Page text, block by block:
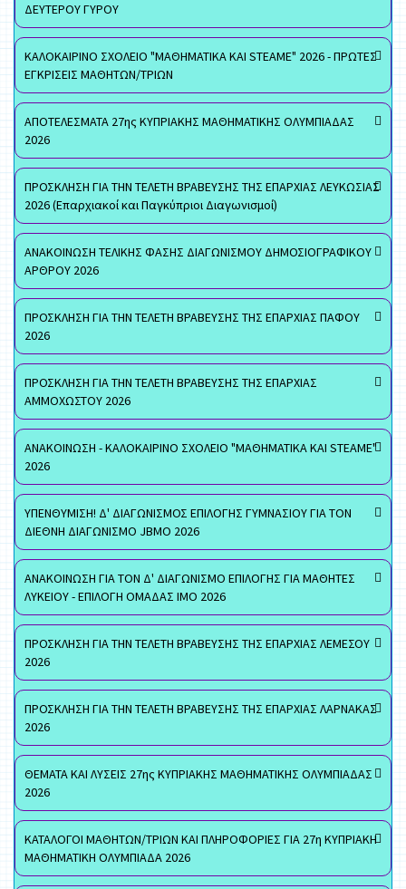
ΔΕΥΤΕΡΟΥ ΓΥΡΟΥ
ΚΑΛΟΚΑΙΡΙΝΟ ΣΧΟΛΕΙΟ "ΜΑΘΗΜΑΤΙΚΑ ΚΑΙ STEAME" 2026 - ΠΡΩΤΕΣ
ΕΓΚΡΙΣΕΙΣ ΜΑΘΗΤΩΝ/ΤΡΙΩΝ
ΑΠΟΤΕΛΕΣΜΑΤΑ 27ης ΚΥΠΡΙΑΚΗΣ ΜΑΘΗΜΑΤΙΚΗΣ ΟΛΥΜΠΙΑΔΑΣ
2026
ΠΡΟΣΚΛΗΣΗ ΓΙΑ ΤΗΝ ΤΕΛΕΤΗ ΒΡΑΒΕΥΣΗΣ ΤΗΣ ΕΠΑΡΧΙΑΣ ΛΕΥΚΩΣΙΑΣ
2026 (Επαρχιακοί και Παγκύπριοι Διαγωνισμοί)
ΑΝΑΚΟΙΝΩΣΗ ΤΕΛΙΚΗΣ ΦΑΣΗΣ ΔΙΑΓΩΝΙΣΜΟΥ ΔΗΜΟΣΙΟΓΡΑΦΙΚΟΥ
ΑΡΘΡΟΥ 2026
ΠΡΟΣΚΛΗΣΗ ΓΙΑ ΤΗΝ ΤΕΛΕΤΗ ΒΡΑΒΕΥΣΗΣ ΤΗΣ ΕΠΑΡΧΙΑΣ ΠΑΦΟΥ
2026
ΠΡΟΣΚΛΗΣΗ ΓΙΑ ΤΗΝ ΤΕΛΕΤΗ ΒΡΑΒΕΥΣΗΣ ΤΗΣ ΕΠΑΡΧΙΑΣ
ΑΜΜΟΧΩΣΤΟΥ 2026
ΑΝΑΚΟΙΝΩΣΗ - ΚΑΛΟΚΑΙΡΙΝΟ ΣΧΟΛΕΙΟ "ΜΑΘΗΜΑΤΙΚΑ ΚΑΙ STEAME"
2026
ΥΠΕΝΘΥΜΙΣΗ! Δ' ΔΙΑΓΩΝΙΣΜΟΣ ΕΠΙΛΟΓΗΣ ΓΥΜΝΑΣΙΟΥ ΓΙΑ ΤΟΝ
ΔΙΕΘΝΗ ΔΙΑΓΩΝΙΣΜΟ JBMO 2026
ΑΝΑΚΟΙΝΩΣΗ ΓΙΑ ΤΟΝ Δ' ΔΙΑΓΩΝΙΣΜΟ ΕΠΙΛΟΓΗΣ ΓΙΑ ΜΑΘΗΤΕΣ
ΛΥΚΕΙΟΥ - ΕΠΙΛΟΓΗ ΟΜΑΔΑΣ ΙΜΟ 2026
ΠΡΟΣΚΛΗΣΗ ΓΙΑ ΤΗΝ ΤΕΛΕΤΗ ΒΡΑΒΕΥΣΗΣ ΤΗΣ ΕΠΑΡΧΙΑΣ ΛΕΜΕΣΟΥ
2026
ΠΡΟΣΚΛΗΣΗ ΓΙΑ ΤΗΝ ΤΕΛΕΤΗ ΒΡΑΒΕΥΣΗΣ ΤΗΣ ΕΠΑΡΧΙΑΣ ΛΑΡΝΑΚΑΣ
2026
ΘΕΜΑΤΑ ΚΑΙ ΛΥΣΕΙΣ 27ης ΚΥΠΡΙΑΚΗΣ ΜΑΘΗΜΑΤΙΚΗΣ ΟΛΥΜΠΙΑΔΑΣ
2026
ΚΑΤΑΛΟΓΟΙ ΜΑΘΗΤΩΝ/ΤΡΙΩΝ ΚΑΙ ΠΛΗΡΟΦΟΡΙΕΣ ΓΙΑ 27η ΚΥΠΡΙΑΚΗ
ΜΑΘΗΜΑΤΙΚΗ ΟΛΥΜΠΙΑΔΑ 2026